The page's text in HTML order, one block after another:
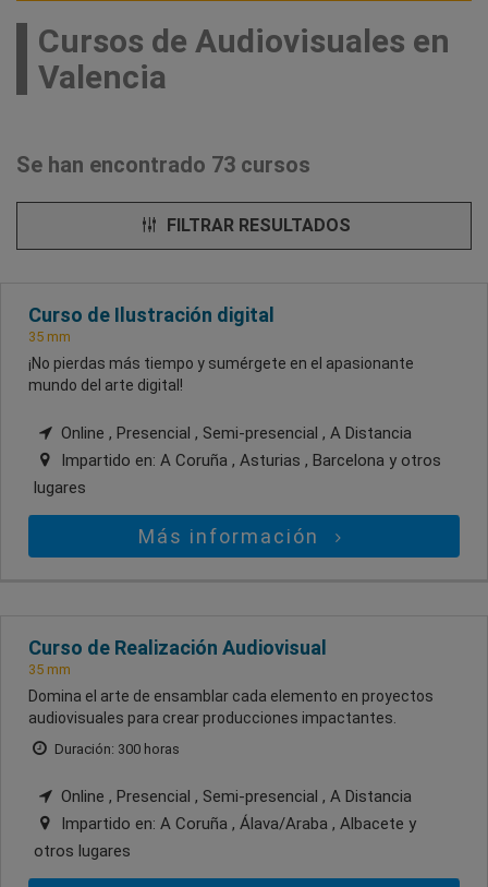
Cursos de Audiovisuales en
Valencia
Se han encontrado 73 cursos
FILTRAR RESULTADOS
Curso de Ilustración digital
35 mm
¡No pierdas más tiempo y sumérgete en el apasionante
mundo del arte digital!
Online , Presencial , Semi-presencial , A Distancia
Impartido en: A Coruña , Asturias , Barcelona y otros
lugares
Más información
Curso de Realización Audiovisual
35 mm
Domina el arte de ensamblar cada elemento en proyectos
audiovisuales para crear producciones impactantes.
Duración: 300 horas
Online , Presencial , Semi-presencial , A Distancia
Impartido en: A Coruña , Álava/Araba , Albacete y
otros lugares